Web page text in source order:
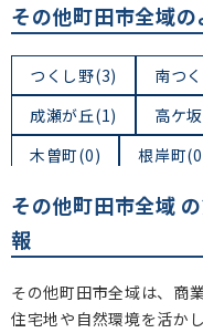
その他町田市全域
つくし野(3) 南つ
成瀬が丘(1)
高ケ
木曽町(0)
根岸町
木曽西(0)
玉川学
成瀬台(0)
相原町(0)
小山町
その他町田市全域
報
その他町田市全域は、商
住宅地や自然環境を活か